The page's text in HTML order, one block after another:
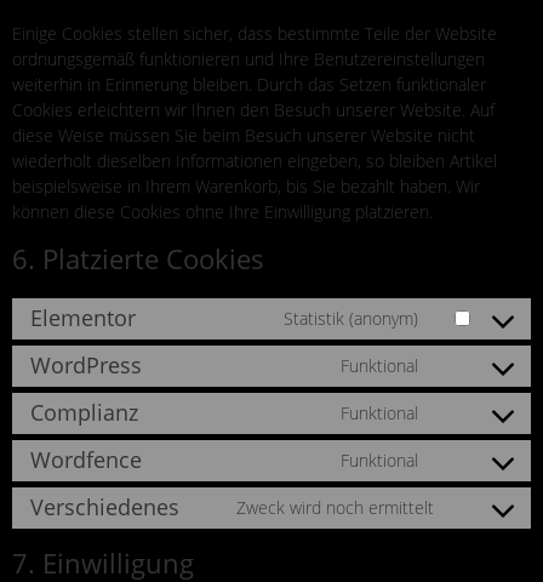
Einige Cookies stellen sicher, dass bestimmte Teile der Website
ordnungsgemäß funktionieren und Ihre Benutzereinstellungen
weiterhin in Erinnerung bleiben. Durch das Setzen funktionaler
Cookies erleichtern wir Ihnen den Besuch unserer Website. Auf
diese Weise müssen Sie beim Besuch unserer Website nicht
wiederholt dieselben Informationen eingeben, so bleiben Artikel
beispielsweise in Ihrem Warenkorb, bis Sie bezahlt haben. Wir
können diese Cookies ohne Ihre Einwilligung platzieren.
6. Platzierte Cookies
Elementor Statistik (anonym)
WordPress Funktional
Complianz Funktional
Wordfence Funktional
Verschiedenes Zweck wird noch ermittelt
7. Einwilligung